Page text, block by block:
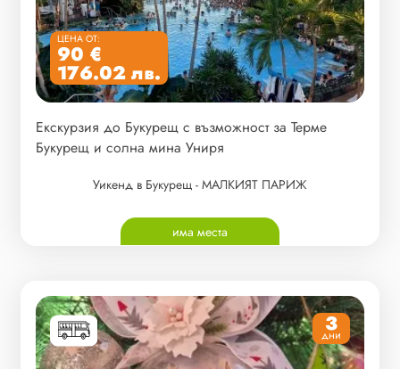
ЦЕНА ОТ:
90 €
176.02 лв.
Екскурзия до Букурещ с възможност за Терме
Букурещ и солна мина Униря
Уикенд в Букурещ - МАЛКИЯТ ПАРИЖ
има места
3
дни